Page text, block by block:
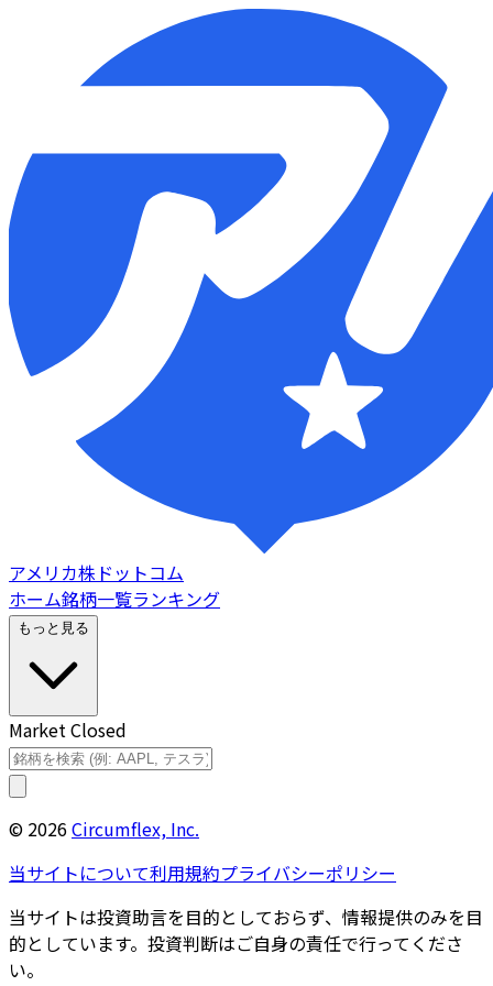
アメリカ株ドットコム
ホーム銘柄一覧ランキング
もっと見る
Market Closed
© 2026Circumflex, Inc.
当サイトについて利用規約プライバシーポリシー
当サイトは投資助言を目的としておらず、情報提供のみを目
的としています。投資判断はご自身の責任で行ってくださ
い。